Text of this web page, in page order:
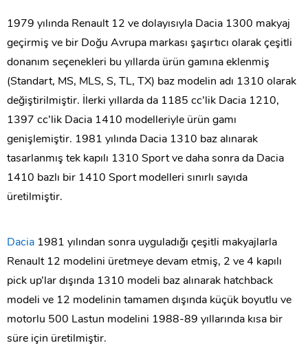
1979 yılında Renault 12 ve dolayısıyla Dacia 1300 makyaj
geçirmiş ve bir Doğu Avrupa markası şaşırtıcı olarak çeşitli
donanım seçenekleri bu yıllarda ürün gamına eklenmiş
(Standart, MS, MLS, S, TL, TX) baz modelin adı 1310 olarak
değiştirilmiştir. İlerki yıllarda da 1185 cc’lik Dacia 1210,
1397 cc’lik Dacia 1410 modelleriyle ürün gamı
genişlemiştir. 1981 yılında Dacia 1310 baz alınarak
tasarlanmış tek kapılı 1310 Sport ve daha sonra da Dacia
1410 bazlı bir 1410 Sport modelleri sınırlı sayıda
üretilmiştir.
Dacia 1981 yılından sonra uyguladığı çeşitli makyajlarla
Renault 12 modelini üretmeye devam etmiş, 2 ve 4 kapılı
pick up’lar dışında 1310 modeli baz alınarak hatchback
modeli ve 12 modelinin tamamen dışında küçük boyutlu ve
motorlu 500 Lastun modelini 1988-89 yıllarında kısa bir
süre için üretilmiştir.